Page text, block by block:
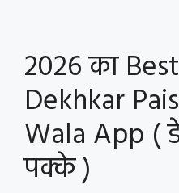
2026 का
Dekhkar
Wala App (
पक्के )